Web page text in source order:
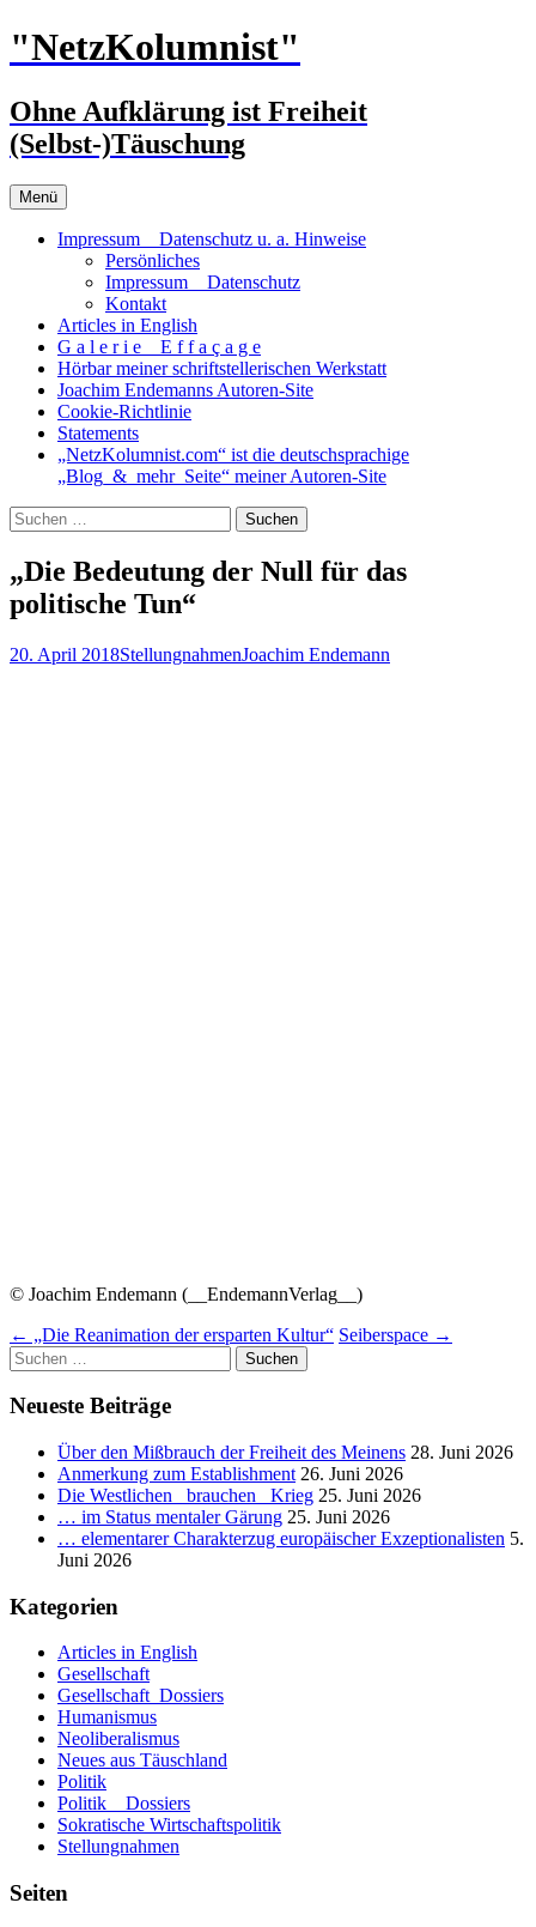
Zum
Inhalt
"NetzKolumnist"
Ohne Aufklärung ist Freiheit
(Selbst-)Täuschung
Menü
Impressum _ Datenschutz u. a. Hinweise
Persönliches
Impressum _ Datenschutz
Kontakt
Articles in English
G a l e r i e _ E f f a ç a g e
Hörbar meiner schriftstellerischen Werkstatt
Joachim Endemanns Autoren-Site
Cookie-Richtlinie
Statements
„NetzKolumnist.com“ ist die deutschsprachige
„Blog_&_mehr_Seite“ meiner Autoren-Site
Suchen
nach:
„Die Bedeutung der Null für das
politische Tun“
20. April 2018StellungnahmenJoachim Endemann
© Joachim Endemann (__EndemannVerlag__)
Beitragsnavigation
← „Die Reanimation der ersparten Kultur“ Seiberspace →
Suchen
nach:
Neueste Beiträge
Über den Mißbrauch der Freiheit des Meinens 28. Juni 2026
Anmerkung zum Establishment 26. Juni 2026
Die Westlichen _brauchen_ Krieg 25. Juni 2026
… im Status mentaler Gärung 25. Juni 2026
… elementarer Charakterzug europäischer Exzeptionalisten 5.
Juni 2026
Kategorien
Articles in English
Gesellschaft
Gesellschaft_Dossiers
Humanismus
Neoliberalismus
Neues aus Täuschland
Politik
Politik _ Dossiers
Sokratische Wirtschaftspolitik
Stellungnahmen
Seiten